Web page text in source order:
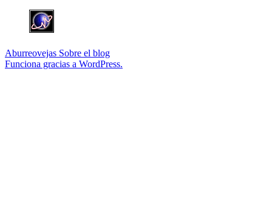
Aburreovejas Sobre el blog
Funciona gracias a WordPress.